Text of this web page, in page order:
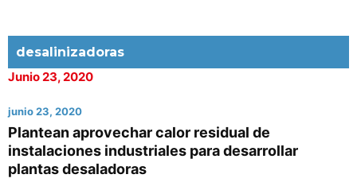
desalinizadoras
Junio 23, 2020
junio 23, 2020
Plantean aprovechar calor residual de
instalaciones industriales para desarrollar
plantas desaladoras